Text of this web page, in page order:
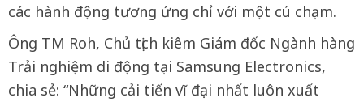
các hành động tương ứng chỉ với một cú chạm.
Ông TM Roh, Chủ tịch kiêm Giám đốc Ngành hàng
Trải nghiệm di động tại Samsung Electronics,
chia sẻ: “Những cải tiến vĩ đại nhất luôn xuất